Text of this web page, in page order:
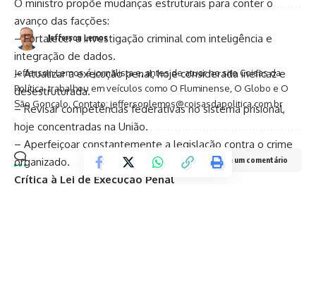
Jefferson Lemos
Jefferson Lemos é jornalista e, antes de atuar no site Coisas da
Política, trabalhou em veículos como O Fluminense, O Globo e O
São Gonçalo. Contato: jeffersonlemos@coisasdapolitica.com.br
Deixe um comentário
O ministro propõe mudanças estruturais para conter o
avanço das facções:
– Fortalecer a investigação criminal com inteligência e
integração de dados.
– Atualizar a execução penal, hoje considerada ineficaz e
desestruturada.
– Revisar competências federativas no sistema prisional,
hoje concentradas na União.
– Aperfeiçoar constantemente a legislação contra o crime
organizado.
Crítica à Lei de Execução Penal